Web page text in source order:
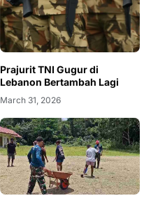
Prajurit TNI Gugur di
Lebanon Bertambah Lagi
March 31, 2026